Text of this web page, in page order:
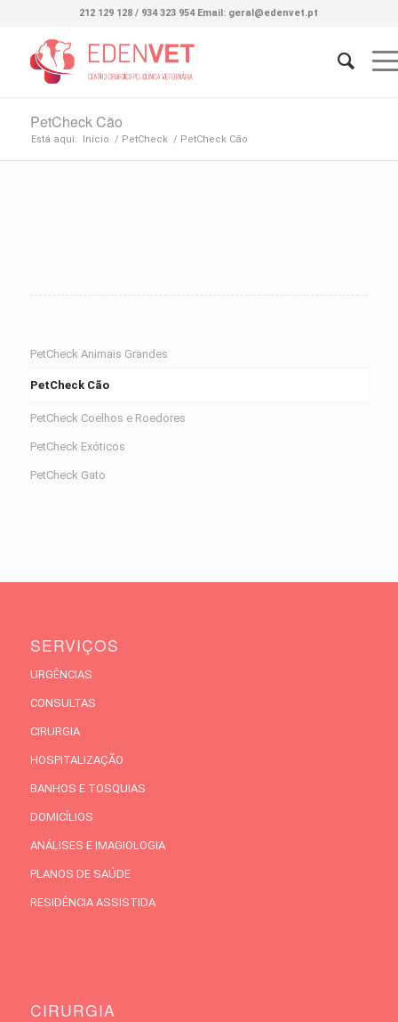
212 129 128 / 934 323 954 Email: geral@edenvet.pt
PetCheck Cão
Está aqui: Início / PetCheck / PetCheck Cão
PetCheck Animais Grandes
PetCheck Cão
PetCheck Coelhos e Roedores
PetCheck Exóticos
PetCheck Gato
SERVIÇOS
URGÊNCIAS
CONSULTAS
CIRURGIA
HOSPITALIZAÇÃO
BANHOS E TOSQUIAS
DOMICÍLIOS
ANÁLISES E IMAGIOLOGIA
PLANOS DE SAÚDE
RESIDÊNCIA ASSISTIDA
CIRURGIA